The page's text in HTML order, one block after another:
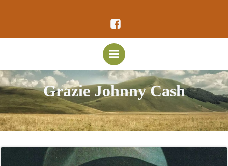
al
contenuto
Grazie Johnny Cash